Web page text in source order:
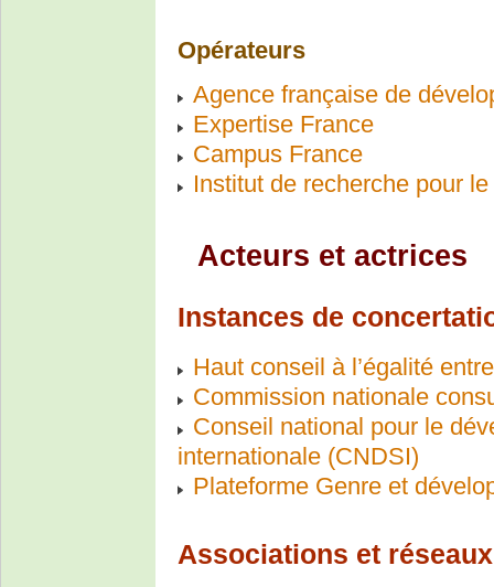
Opérateurs
Agence française de
Expertise France
Campus France
Institut de recherche pour
Acteurs et actrices
Instances de
Haut conseil à l’égalité
Commission nationale
Conseil national pour le
internationale (CNDSI)
Plateforme Genre et
Associations et réseaux